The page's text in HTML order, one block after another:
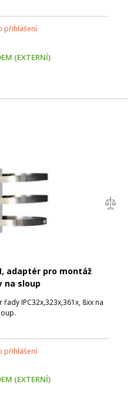
přihlášení
(EXTERNÍ)
adaptér pro montáž
na sloup
IPC32x,323x,361x, 8xx na
přihlášení
(EXTERNÍ)